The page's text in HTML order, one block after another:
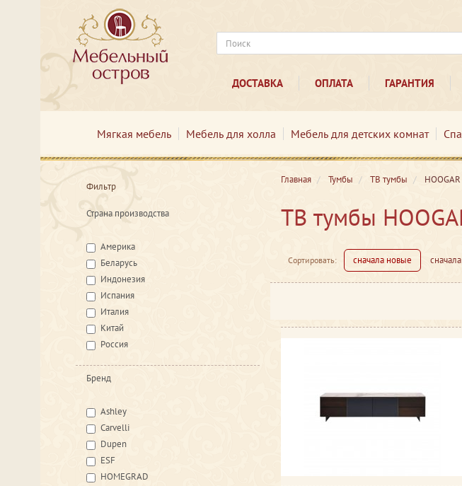
ДОСТАВКА ОПЛАТА ГАРАНТИЯ
Мягкая мебель Мебель для холла Мебель для детских комнат
Фильтр
Страна производства
Америка
Беларусь
Индонезия
Испания
Италия
Китай
Россия
Бренд
Ashley
Carvelli
Dupen
ESF
HOMEGRAD
Главная Тумбы ТВ тумбы HOOGAR
ТВ тумбы
Сортировать: сначала новые